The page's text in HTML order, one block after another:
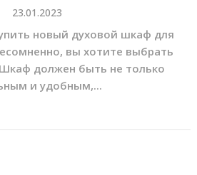
23.01.2023
новый духовой шкаф для
вы хотите выбрать
должен быть не только
и удобным,...